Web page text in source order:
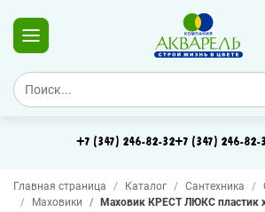
+7 (347) 246-82-32+7 (347) 246-82-
Главная страница Каталог Сантехника
Маховики
Маховик КРЕСТ ЛЮКС пластик